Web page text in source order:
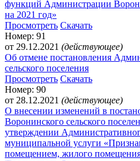
функций Администрации
на 2021 год»
Просмотреть Скачать
Номер: 91
от 29.12.2021 (действующее)
Об отмене постановления
сельского поселения
Просмотреть Скачать
Номер: 90
от 28.12.2021 (действующее)
О внесении изменений в
Воронинского сельского
утверждении
муниципальной услуги
помещением, жилого